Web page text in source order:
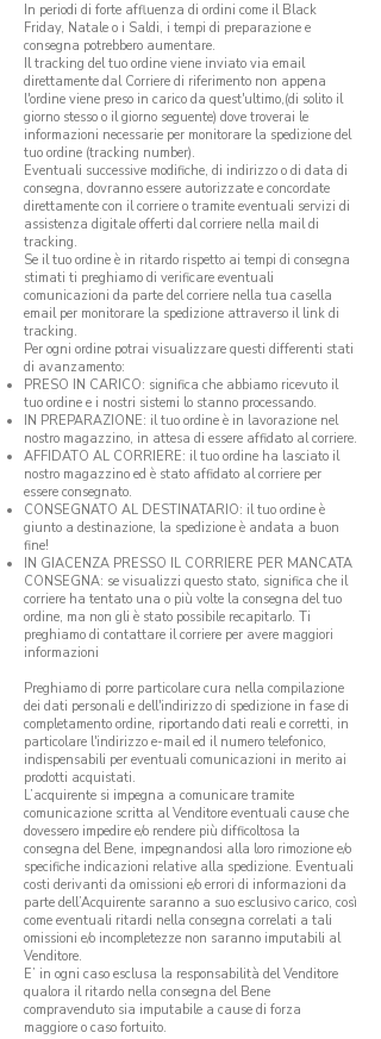
In periodi di forte affluenza di ordini come il Black
Friday, Natale o i Saldi, i tempi di preparazione e
consegna potrebbero aumentare.
Il tracking del tuo ordine viene inviato via email
direttamente dal Corriere di riferimento non appena
l'ordine viene preso in carico da quest'ultimo,(di solito il
giorno stesso o il giorno seguente) dove troverai le
informazioni necessarie per monitorare la spedizione del
tuo ordine (tracking number).
Eventuali successive modifiche, di indirizzo o di data di
consegna, dovranno essere autorizzate e concordate
direttamente con il corriere o tramite eventuali servizi di
assistenza digitale offerti dal corriere nella mail di
tracking.
Se il tuo ordine è in ritardo rispetto ai tempi di consegna
stimati ti preghiamo di verificare eventuali
comunicazioni da parte del corriere nella tua casella
email per monitorare la spedizione attraverso il link di
tracking.
Per ogni ordine potrai visualizzare questi differenti stati
di avanzamento:
PRESO IN CARICO: significa che abbiamo ricevuto il
tuo ordine e i nostri sistemi lo stanno processando.
IN PREPARAZIONE: il tuo ordine è in lavorazione nel
nostro magazzino, in attesa di essere affidato al corriere.
AFFIDATO AL CORRIERE: il tuo ordine ha lasciato il
nostro magazzino ed è stato affidato al corriere per
essere consegnato.
CONSEGNATO AL DESTINATARIO: il tuo ordine è
giunto a destinazione, la spedizione è andata a buon
fine!
IN GIACENZA PRESSO IL CORRIERE PER MANCATA
CONSEGNA: se visualizzi questo stato, significa che il
corriere ha tentato una o più volte la consegna del tuo
ordine, ma non gli è stato possibile recapitarlo. Ti
preghiamo di contattare il corriere per avere maggiori
informazioni
Preghiamo di porre particolare cura nella compilazione
dei dati personali e dell'indirizzo di spedizione in fase di
completamento ordine, riportando dati reali e corretti, in
particolare l'indirizzo e-mail ed il numero telefonico,
indispensabili per eventuali comunicazioni in merito ai
prodotti acquistati.
L’acquirente si impegna a comunicare tramite
comunicazione scritta al Venditore eventuali cause che
dovessero impedire e/o rendere più difficoltosa la
consegna del Bene, impegnandosi alla loro rimozione e/o
specifiche indicazioni relative alla spedizione. Eventuali
costi derivanti da omissioni e/o errori di informazioni da
parte dell’Acquirente saranno a suo esclusivo carico, così
come eventuali ritardi nella consegna correlati a tali
omissioni e/o incompletezze non saranno imputabili al
Venditore.
E’ in ogni caso esclusa la responsabilità del Venditore
qualora il ritardo nella consegna del Bene
compravenduto sia imputabile a cause di forza
maggiore o caso fortuito.